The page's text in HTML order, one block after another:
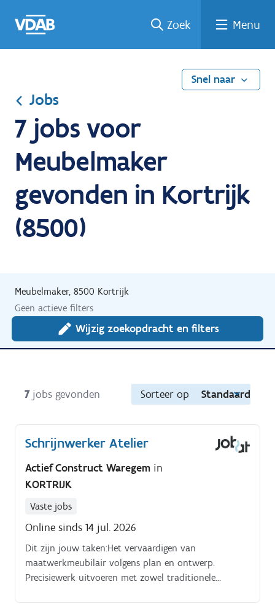
naar
een
een
job
naar
Zoek Menu
Snel naar
Jobs
7 jobs voor
Meubelmaker
gevonden in Kortrijk
(8500)
Meubelmaker, 8500 Kortrijk
Geen actieve filters
Wijzig zoekopdracht en filters
7 jobs gevonden Sorteer op Standaard
Schrijnwerker Atelier
Actief Construct Waregem in
KORTRIJK
Vaste jobs
Online sinds 14 jul. 2026
Dit zijn jouw taken:Het vervaardigen van
maatwerkmeubilair volgens plan en ontwerp.
Precisiewerk uitvoeren met zowel traditionele